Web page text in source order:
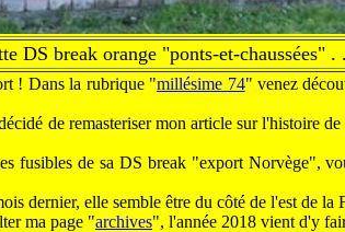
DS break orange "ponts-et-chaussées" .
! Dans la rubrique "millésime 74" venez
de remasteriser mon article sur l'histoire
fusibles de sa DS break "export Norvège",
dernier, elle semble être du côté de l'est de la
ma page "archives", l'année 2018 vient d'y